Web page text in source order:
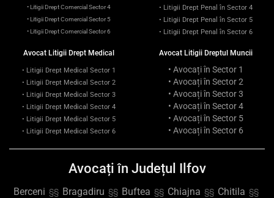
• Litigii Drept Comercial Sector 4
• Litigii Drept Comercial Sector 5
• Litigii Drept Comercial Sector 6
• Litigii Drept Penal în Sector 4
• Litigii Drept Penal în Sector 5
• Litigii Drept Penal în Sector 6
Avocat Litigii Drept Medical
• Litigii Drept Medical Sector 1
• Litigii Drept Medical Sector 2
• Litigii Drept Medical Sector 3
• Litigii Drept Medical Sector 4
• Litigii Drept Medical Sector 5
• Litigii Drept Medical Sector 6
Avocat Litigii Dreptul Muncii
• Avocați în Sector 1
• Avocați în Sector 2
• Avocați în Sector 3
• Avocați în Sector 4
• Avocați în Sector 5
• Avocați în Sector 6
Avocați în Județul Ilfov
Berceni §§ Bragadiru §§ Buftea §§ Chiajna §§ Chitila §§